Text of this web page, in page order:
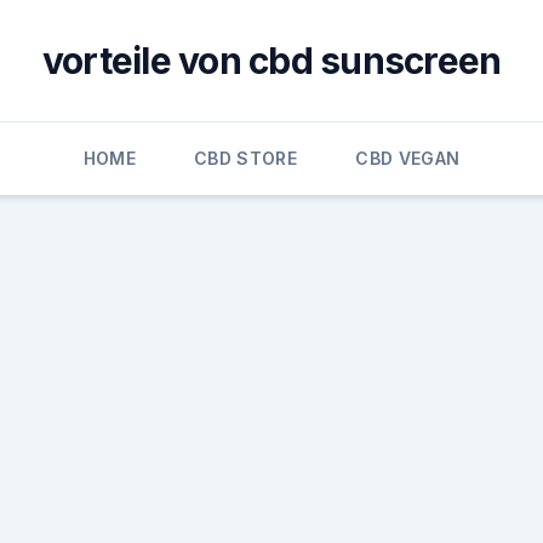
vorteile von cbd sunscreen
HOME CBD STORE CBD VEGAN